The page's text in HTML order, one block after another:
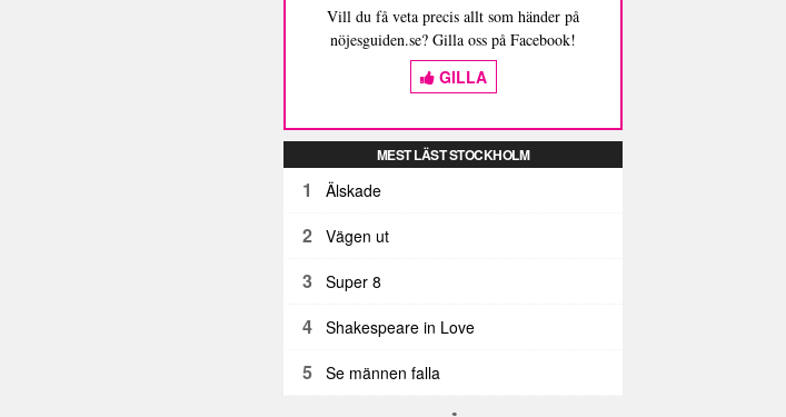
Vill du få veta precis allt som händer på
nöjesguiden.se? Gilla oss på Facebook!
GILLA
MEST LÄST STOCKHOLM
1 Älskade
2 Vägen ut
3 Super 8
4 Shakespeare in Love
5 Se männen falla